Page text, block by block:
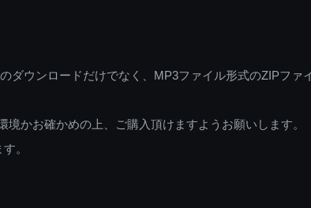
ウンロードだけでなく、MP3ファイル形式のZIPファ
かお確かめの上、ご購入頂けますようお願いします。
。